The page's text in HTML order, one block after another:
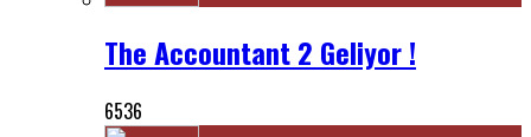
The Accountant 2 Geliyor !
6536